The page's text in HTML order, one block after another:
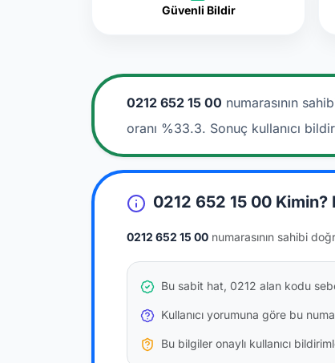
Güvenli Bildir
0212 652 15 00 numarasının
oranı %33.3. Sonuç kullanıcı
0212 652 15 00 Kimin?
0212 652 15 00 numarasının sahibi
Bu sabit hat, 0212 alan kodu
Kullanıcı yorumuna göre bu
Bu bilgiler onaylı kullanıcı